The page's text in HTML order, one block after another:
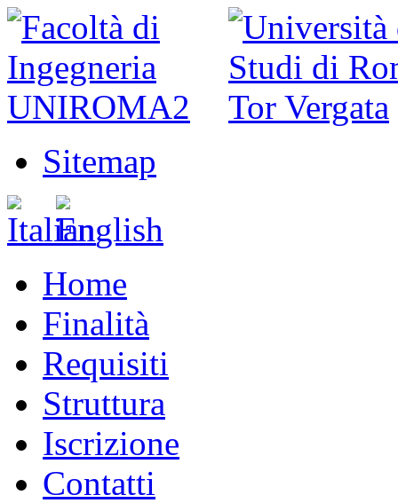
Sitemap
Home
Finalità
Requisiti
Struttura
Iscrizione
Contatti